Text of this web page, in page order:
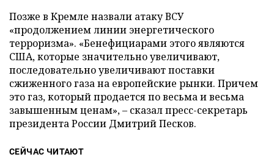
Позже в Кремле назвали атаку ВСУ
«продолжением линии энергетического
терроризма». «Бенефициарами этого являются
США, которые значительно увеличивают,
последовательно увеличивают поставки
сжиженного газа на европейские рынки. Причем
это газ, который продается по весьма и весьма
завышенным ценам», – сказал пресс-секретарь
президента России Дмитрий Песков.
СЕЙЧАС ЧИТАЮТ